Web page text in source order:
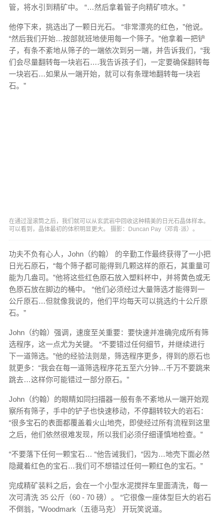
管，将水引到精矿中。 “…然后拿着管子向精矿喷水。”
他停下来，挑选出了一颗日光石。 “非常漂亮的红色，”他说。
“然后我们开始…按部就班地使用每一个筛子。”他拿着一把铲
子，有条不紊地从筛子的一端依次到另一端，并告诉我们，“我
们会尽量翻转每一块岩石….我告诉孩子们，一定要确保翻转每
一块岩石…如果从一端开始，就可以有条理地翻转每一块岩
石。”
在通过湿滚筒之后，我们就可以从玄武岩中回收这种精美的日光石晶体样本。
可以看到，晶体最初的体积明显更大。 摄影：Duncan Pay（邓肯·派）。
功夫不负有心人，John（约翰） 的辛勤工作最终获得了一小把
日光石原石，“每个筛子都可能得到几颗这样的原石，其重量可
能为几盎司。”他将这些红色原石放入塑料杯中，并将黄色或无
色原石放在脚边的桶中。 “他们必须经过大量筛选才能得到一
公斤原石…但就像我说的，他们平均每天可以挑选约十公斤原
石。”
John（约翰）强调，速度至关重要：要快速并准确完成所有筛
选程序，这一点尤为关键。 “不要错过任何细节，并继续进行
下一道筛选。”他的经验法则是，筛选程序更多，得到的原石也
就更多：“我会在每一道筛选程序花五至六分钟…千万不要跳来
跳去…这样你可能错过一部分原石。”
John（约翰）的眼睛如同扫描器一般有条不紊地从一端开始观
察所有筛子，手中的铲子也快速移动，不停翻转较大的岩石：
“很多宝石的表面都覆盖着火山地壳，即使经过所有流程到这里
之后，他们依然很难发现，所以我们必须仔细谨慎地检查。”
“不要落下任何一颗宝石… “他告诫我们，“因为…地壳下面必然
隐藏着红色的宝石…我们可不想错过任何一颗红色的宝石。”
完成精矿装料之后，会在一个小型水泥搅拌车里面清洗，每一
次可清洗 35 公斤（60 - 70 磅）。 “它很像一座体型巨大的岩石
不倒翁，”Woodmark（五德马克） 开玩笑说道。